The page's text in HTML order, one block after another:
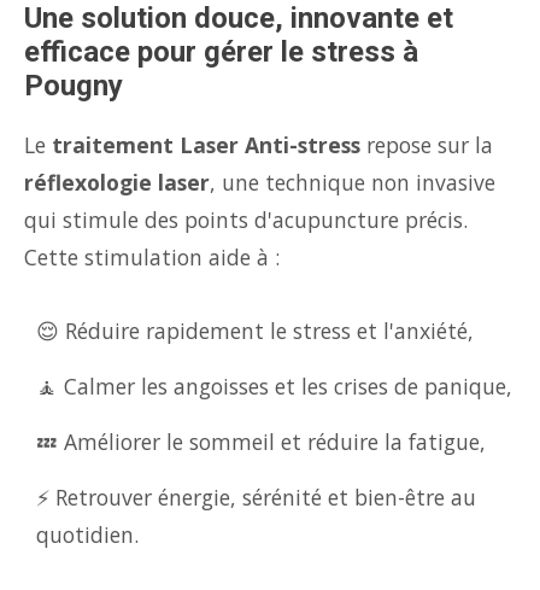
Une solution douce, innovante et
efficace pour gérer le stress à
Pougny
Le traitement Laser Anti-stress repose sur la
réflexologie laser, une technique non invasive
qui stimule des points d'acupuncture précis.
Cette stimulation aide à :
😌 Réduire rapidement le stress et l'anxiété,
🧘 Calmer les angoisses et les crises de panique,
💤 Améliorer le sommeil et réduire la fatigue,
⚡ Retrouver énergie, sérénité et bien-être au
quotidien.